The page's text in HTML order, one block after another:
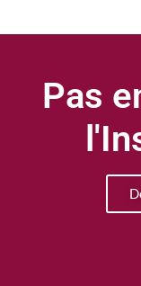
Pas